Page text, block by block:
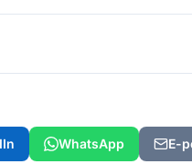
WhatsApp E-